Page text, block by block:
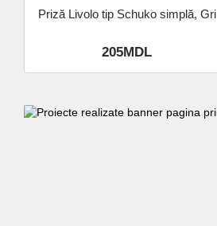
Priză Livolo tip Schuko simplă, Gri
205MDL